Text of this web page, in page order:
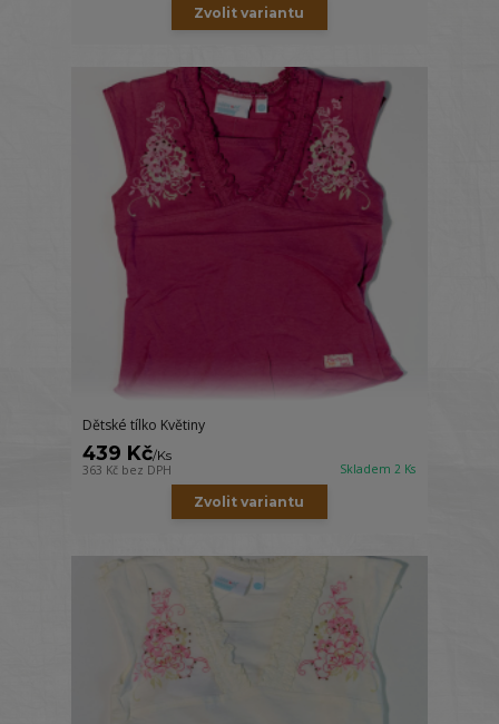
Zvolit variantu
Dětské tílko Květiny
439 Kč/Ks
363 Kč bez DPH Skladem 2 Ks
Zvolit variantu